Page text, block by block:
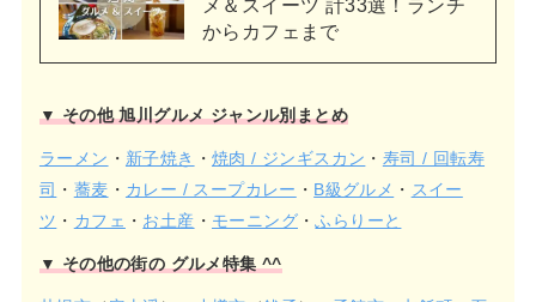
メ＆スイーツ 計33選！ランチ
からカフェまで
▼ その他 旭川グルメ ジャンル別まとめ
ラーメン ・ 新子焼き ・ 焼肉 / ジンギスカン ・ 寿司 / 回転寿
司
・ 蕎麦 ・ カレー / スープカレー ・ B級グルメ ・ スイー
ツ ・ カフェ ・ お土産 ・ モーニング ・ふらりーと
▼ その他の街の グルメ特集 ^^